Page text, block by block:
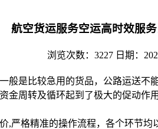
航空货运服务空运高时效服
浏览次数：3227 日期：
般是比较急用的货品，公路运送
周转及循环起到了极大的促动作
,严格精准的操作流程，各个环节